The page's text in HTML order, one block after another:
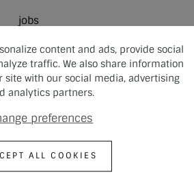
jobs
Copyright © 2024
content and ads, provide social
traffic. We also share information
site with our social media, advertising
analytics partners.
preferences
ALL COOKIES